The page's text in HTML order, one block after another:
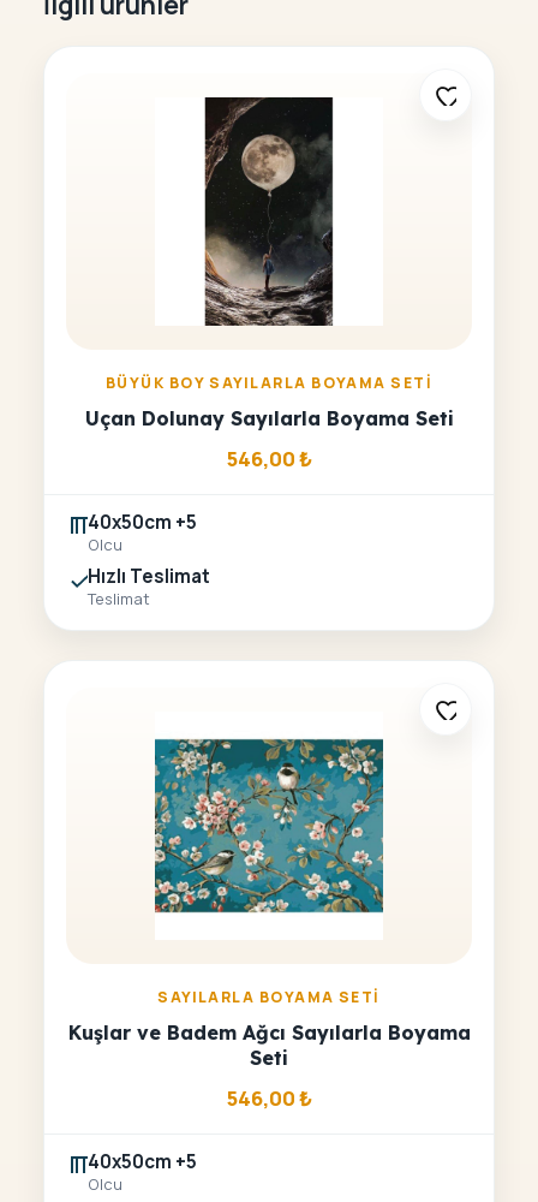
BÜYÜK BOY SAYILARLA BOYAMA SETI
Uçan Dolunay Sayılarla Boyama Seti
546,00₺
40x50cm +5
Olcu
Hızlı Teslimat
Teslimat
SAYILARLA BOYAMA SETI
Kuşlar ve Badem Ağcı Sayılarla Boyama
Seti
546,00₺
40x50cm +5
Olcu